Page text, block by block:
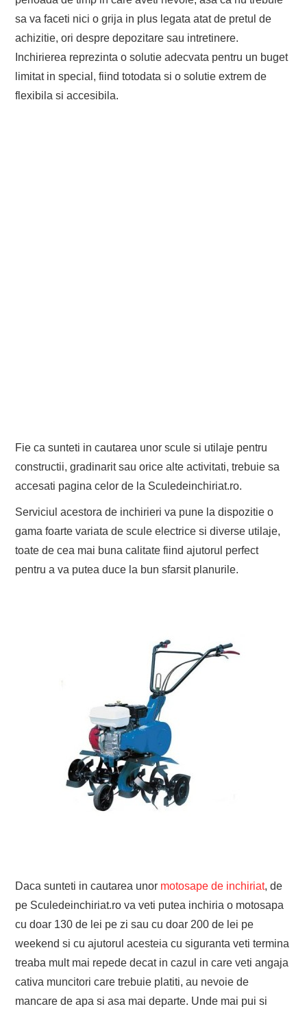
sa va faceti nici o grija in plus legata atat de pretul de
achizitie, ori despre depozitare sau intretinere.
Inchirierea reprezinta o solutie adecvata pentru un buget
limitat in special, fiind totodata si o solutie extrem de
flexibila si accesibila.
Fie ca sunteti in cautarea unor scule si utilaje pentru
constructii, gradinarit sau orice alte activitati, trebuie sa
accesati pagina celor de la Sculedeinchiriat.ro.
Serviciul acestora de inchirieri va pune la dispozitie o
gama foarte variata de scule electrice si diverse utilaje,
toate de cea mai buna calitate fiind ajutorul perfect
pentru a va putea duce la bun sfarsit planurile.
Daca sunteti in cautarea unor motosape de inchiriat, de
pe Sculedeinchiriat.ro va veti putea inchiria o motosapa
cu doar 130 de lei pe zi sau cu doar 200 de lei pe
weekend si cu ajutorul acesteia cu siguranta veti termina
treaba mult mai repede decat in cazul in care veti angaja
cativa muncitori care trebuie platiti, au nevoie de
mancare de apa si asa mai departe. Unde mai pui si